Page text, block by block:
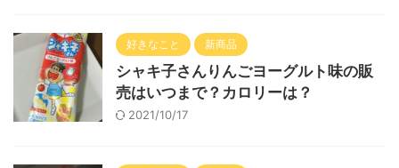
好きなこと 新商品
シャキ子さんりんごヨーグルト味の販
売はいつまで？カロリーは？
2021/10/17